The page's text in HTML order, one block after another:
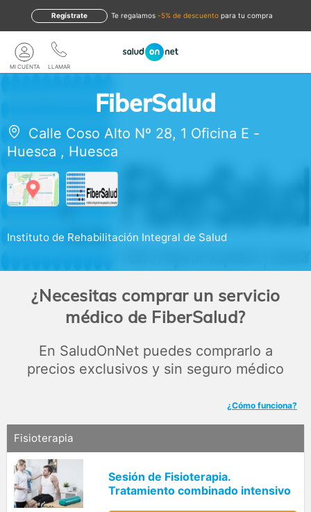
te regalamos -5% de descuento para tu compra
Regístrate
LLAMAR
MI CUENTA
FiberSalud
Calle Coso Alto Nº 28, 1 Oficina E -
Huesca , Huesca
Instituto de Rehabilitación Integral de Salud
¿Necesitas comprar un servicio
médico de FiberSalud?
En SaludOnNet puedes comprarlo a
precios exclusivos y sin seguro médico
¿Cómo funciona?
Fisioterapia
Sesión de Fisioterapia.
Tratamiento combinado intensivo